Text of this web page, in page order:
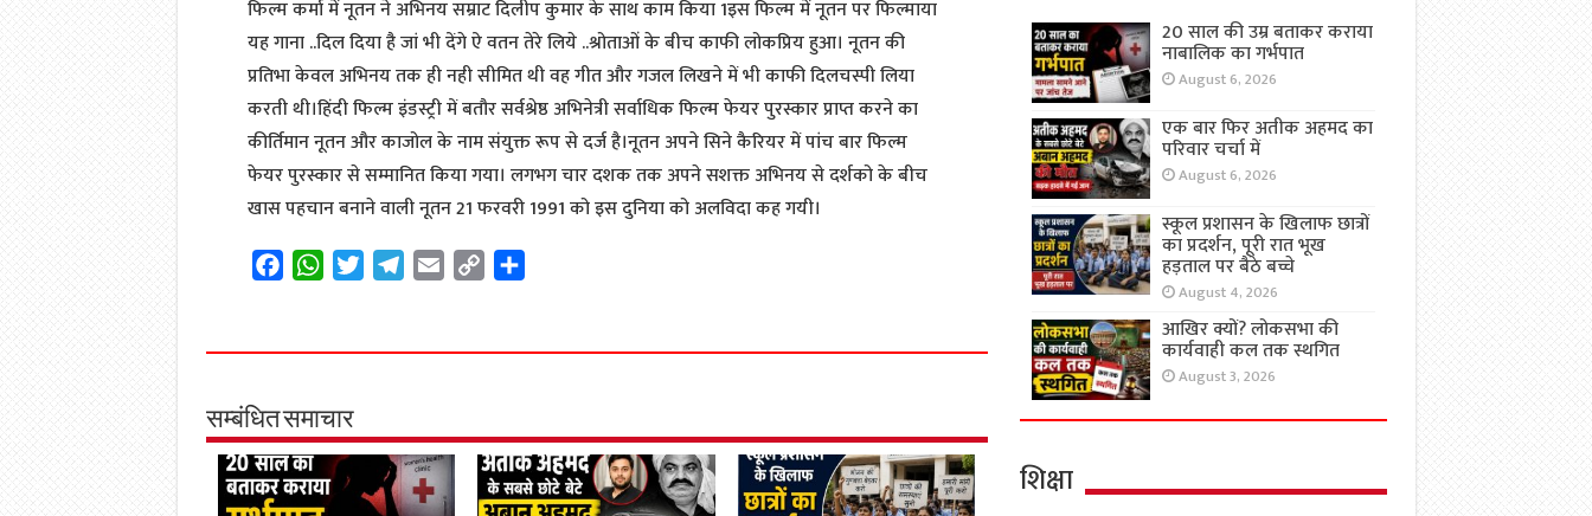
फिल्म कर्मा में नूतन ने अभिनय सम्राट दिलीप कुमार के साथ काम किया 1इस फिल्म में नूतन पर फिल्माया
यह गाना ..दिल दिया है जां भी देंगे ऐ वतन तेरे लिये ..श्रोताओं के बीच काफी लोकप्रिय हुआ। नूतन की
प्रतिभा केवल अभिनय तक ही नही सीमित थी वह गीत और गजल लिखने में भी काफी दिलचस्पी लिया
करती थी।हिंदी फिल्म इंडस्ट्री में बतौर सर्वश्रेष्ठ अभिनेत्री सर्वाधिक फिल्म फेयर पुरस्कार प्राप्त करने का
कीर्तिमान नूतन और काजोल के नाम संयुक्त रूप से दर्ज है।नूतन अपने सिने कैरियर में पांच बार फिल्म
फेयर पुरस्कार से सम्मानित किया गया। लगभग चार दशक तक अपने सशक्त अभिनय से दर्शको के बीच
खास पहचान बनाने वाली नूतन 21 फरवरी 1991 को इस दुनिया को अलविदा कह गयी।
F
e
o
o
k
W
t
A
p
p
T
t
r
T
e
a
m
E
i
C
y
n
k
S
r
सम्बंधित समाचार
20 साल की उम्र बताकर कराया
नाबालिक का गर्भपात
August 6, 2026
एक बार फिर अतीक अहमद का
परिवार चर्चा में
August 6, 2026
स्कूल प्रशासन के खिलाफ छात्रों
का प्रदर्शन, पूरी रात भूख
हड़ताल पर बैठे बच्चे
August 4, 2026
आखिर क्यों? लोकसभा की
कार्यवाही कल तक स्थगित
August 3, 2026
शिक्षा